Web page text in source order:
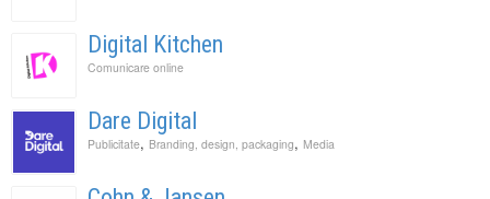
Digital Kitchen
Comunicare online
Dare Digital
Publicitate, Branding, design, packaging, Media